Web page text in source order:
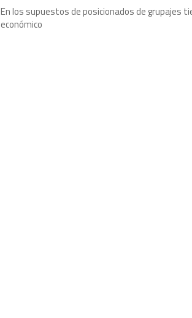
En los supuestos de posicionados de grupajes
económico